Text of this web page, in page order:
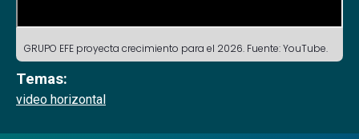
GRUPO EFE proyecta crecimiento para el 2026. Fuente: YouTube.
Temas:
video horizontal